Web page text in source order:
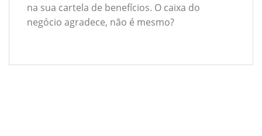
na sua cartela de benefícios. O caixa do
negócio agradece, não é mesmo?